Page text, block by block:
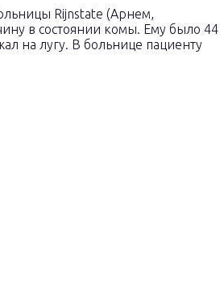
Rijnstate (Арнем,
в состоянии комы. Ему было 44
на лугу. В больнице пациенту